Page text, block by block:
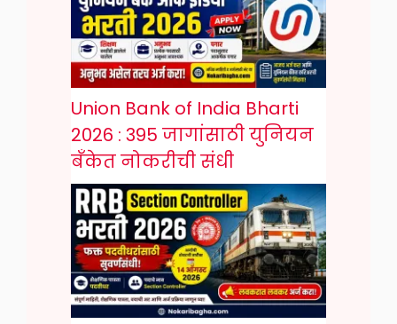
Union Bank of India Bharti
2026 : 395 जागांसाठी युनियन
बँकेत नोकरीची संधी